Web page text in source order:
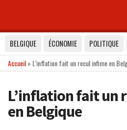
BELGIQUE ÉCONOMIE POLITIQUE
Accueil» L’inflation fait un recul infime en
L’inflation fait un
en Belgique